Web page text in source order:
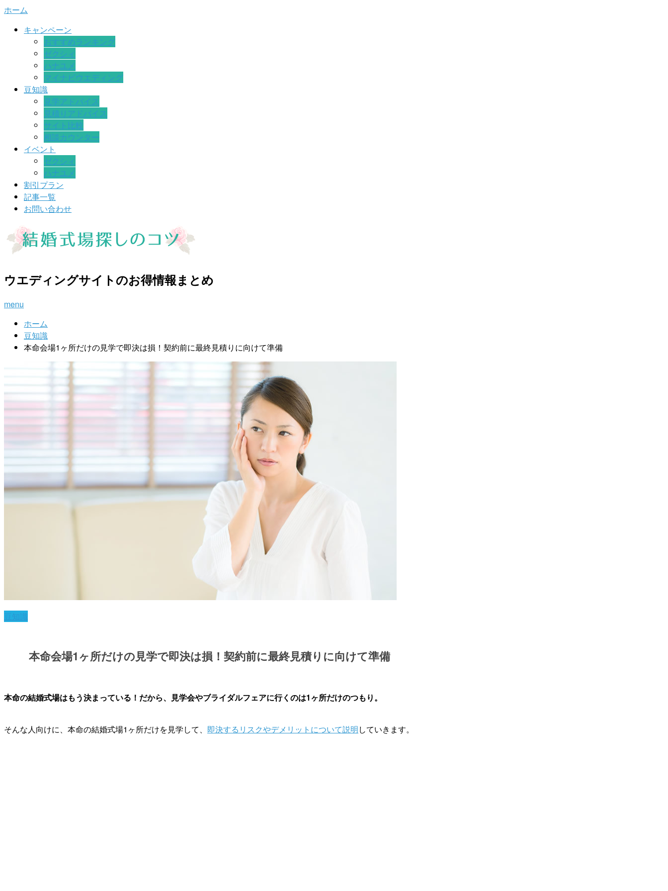
ホーム
キャンペーン
おすすめランキング
ゼクシィ
ハナユメ
マイナビウエディング
豆知識
見学アドバイス
見積りアドバイス
サイト比較
相談カウンター
イベント
ゼクシィ
ハナユメ
割引プラン
記事一覧
お問い合わせ
ウエディングサイトのお得情報まとめ
menu
ホーム
豆知識
本命会場1ヶ所だけの見学で即決は損！契約前に最終見積りに向けて準備
豆知識
本命会場1ヶ所だけの見学で即決は損！契約前に最終見積りに向けて準備
本命の結婚式場はもう決まっている！だから、見学会やブライダルフェアに行くのは1ヶ所だけのつもり。
そんな人向けに、本命の結婚式場1ヶ所だけを見学して、 即決するリスクやデメリットについて説明していきます。